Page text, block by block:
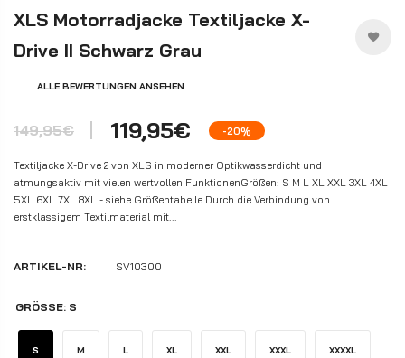
XLS Motorradjacke Textiljacke X-
Drive II Schwarz Grau
ALLE BEWERTUNGEN ANSEHEN
149,95€ 119,95€ -20%
Textiljacke X-Drive 2 von XLS in moderner Optikwasserdicht und
atmungsaktiv mit vielen wertvollen FunktionenGrößen: S M L XL XXL 3XL 4XL
5XL 6XL 7XL 8XL - siehe Größentabelle Durch die Verbindung von
erstklassigem Textilmaterial mit...
ARTIKEL-NR: SV10300
GRÖSSE: S
S M L XL XXL XXXL XXXXL